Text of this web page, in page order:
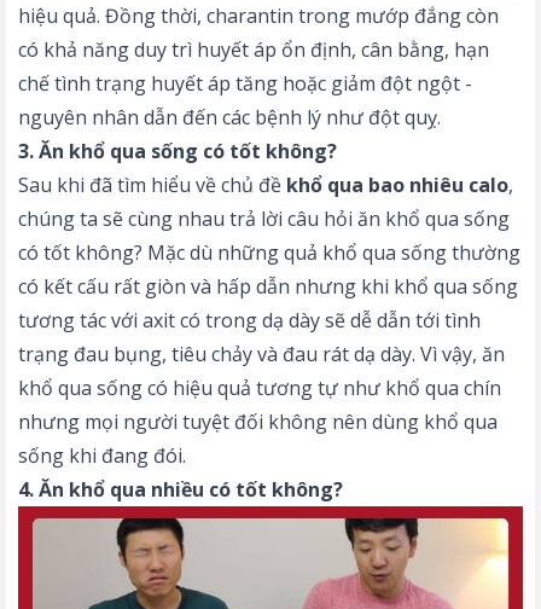
hiệu quả. Đồng thời, charantin trong mướp đắng còn
có khả năng duy trì huyết áp ổn định, cân bằng, hạn
chế tình trạng huyết áp tăng hoặc giảm đột ngột -
nguyên nhân dẫn đến các bệnh lý như đột quỵ.
3. Ăn khổ qua sống có tốt không?
Sau khi đã tìm hiểu về chủ đề khổ qua bao nhiêu calo,
chúng ta sẽ cùng nhau trả lời câu hỏi ăn khổ qua sống
có tốt không? Mặc dù những quả khổ qua sống thường
có kết cấu rất giòn và hấp dẫn nhưng khi khổ qua sống
tương tác với axit có trong dạ dày sẽ dễ dẫn tới tình
trạng đau bụng, tiêu chảy và đau rát dạ dày. Vì vậy, ăn
khổ qua sống có hiệu quả tương tự như khổ qua chín
nhưng mọi người tuyệt đối không nên dùng khổ qua
sống khi đang đói.
4. Ăn khổ qua nhiều có tốt không?